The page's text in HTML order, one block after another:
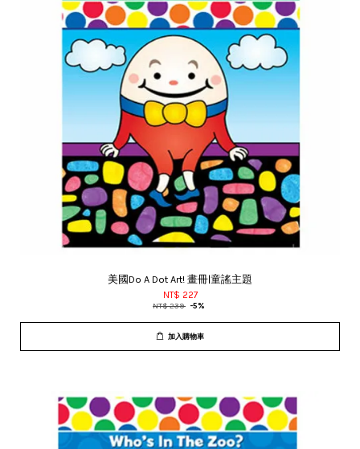
美國Do A Dot Art! 畫冊|童謠主題
NT$ 227
NT$ 239 -5%
加入購物車